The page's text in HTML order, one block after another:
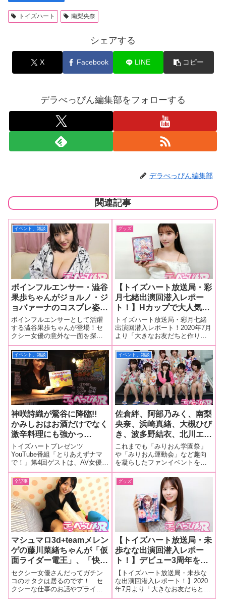
トイズハート 南梨央奈
シェアする
X Facebook LINE コピー
デラべっぴん編集部をフォローする
デラべっぴん編集部
関連記事
イベント、雑談
ボインフルエンサー・澁谷
果歩ちゃんがジョルノ・ジ
ョバァーナのコスプレ姿で
ジョジョ話、高橋留美子愛
を熱弁！【トイズハートニ
コ生ダイジェストレポー
ト！】
ボインフルエンサーとして活躍
する澁谷果歩ちゃんが登場！セ
クシー女優の意外な一面を探り
出すニコ生番組「トイズハー
ト・ハートの部屋(仮)」、お酒大
好き女優が飲みながら思わず本
音をもらすYouTube配信番組
「トイズハート・とりあえずナ
マで！」に
グッズ
【トイズハート放送局・彩
月七緒出演回潜入レポー
ト！】Hカップで大人気の
彩月七緒が地上波ラジオに
登場！ オナホを触り「男
性に生まれたら使いたいで
す！」と感動！【ミニイン
タビューあり】
トイズハート放送局・彩月七緒
出演回潜入レポート！2020年7月
より「大きなお友だちと作り上
げるラジオ」としてスタートし
た深夜ラジオ番組『トイズハー
ト放送局』。人気お笑い芸人の
みなみかわさんと、アーティス
トの逢瀬アキラさんがパーソナ
リティーを
イベント、雑談
神咲詩織が鶯谷に降臨!!
かみしおはお酒だけでなく
激辛料理にも強かっ
た！？ 紅しょうが＆カッ
プ焼きそば論争が勃発？
【トイズハートプレゼンツ
YouTube番組「とりあえ
ずナマで！」レポート！】
トイズハートプレゼンツ
YouTube番組「とりあえずナマ
で！」第4回ゲストは、AV女優業
界一の酒豪と噂のかみしおこと
神咲詩織ちゃんが登場！いった
いどんなお酒の武勇伝が飛び出
すのでしょうか？現役最強の酒
豪女優・神咲詩織ちゃんが鶯谷
のビストロに
イベント、雑談
佐倉絆、阿部乃みく、南梨
央奈、浜崎真緒、大槻ひび
き、波多野結衣、北川エリ
カ、麻里梨夏、きみと歩
実、あおいれなの超豪華メ
ンバーが町内会を結成！
【みりおん町内会七夕まつ
り速報レポート！】
これまでも「みりおん学園祭」
や「みりおん運動会」など趣向
を凝らしたファンイベントを行
ってきた大手AVメーカー・
KMP。今回は学校設定から飛び
出し、何と町内会へと発展！ 7
月7日の七夕の日に行われた「み
りおん町内会 七夕まつり」の模
様をどこよ
全記事
マシュマロ3d+teamメレン
ゲの藤川菜緒ちゃんが「仮
面ライダー電王」、「快盗
戦隊ルパンレンジャーVS
警察戦隊パトレンジャー」
などガチンコの特撮愛を語
りまくる！【トイズハート
セクシー女優さんだってガチン
コのオタクは居るのです！ セ
クシーな仕事のお話やプライベ
ートのセクシートークなどは一
グッズ
【トイズハート放送局・未
歩なな出演回潜入レポー
ト！】デビュー3周年を迎
え、ますますキュートさを
増した未歩ななちゃんが登
場！ オナホールに指を挿
入して思わず感動！【プレ
【トイズハート放送局・未歩な
な出演回潜入レポート！】2020
年7月より「大きなお友だちと作
り上げるラジオ」としてスター